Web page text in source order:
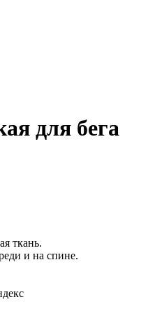
для бега
ткань.
и на спине.